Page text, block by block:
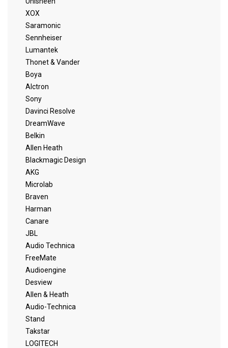
XOX
Saramonic
Sennheiser
Lumantek
Thonet & Vander
Boya
Alctron
Sony
Davinci Resolve
DreamWave
Belkin
Allen Heath
Blackmagic Design
AKG
Microlab
Braven
Harman
Canare
JBL
Audio Technica
FreeMate
Audioengine
Desview
Allen & Heath
Audio-Technica
Stand
Takstar
LOGITECH